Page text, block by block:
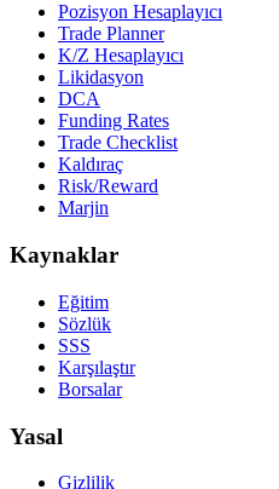
Pozisyon Hesaplayıcı
Trade Planner
K/Z Hesaplayıcı
Likidasyon
DCA
Funding Rates
Trade Checklist
Kaldıraç
Risk/Reward
Marjin
Kaynaklar
Eğitim
Sözlük
SSS
Karşılaştır
Borsalar
Yasal
Gizlilik